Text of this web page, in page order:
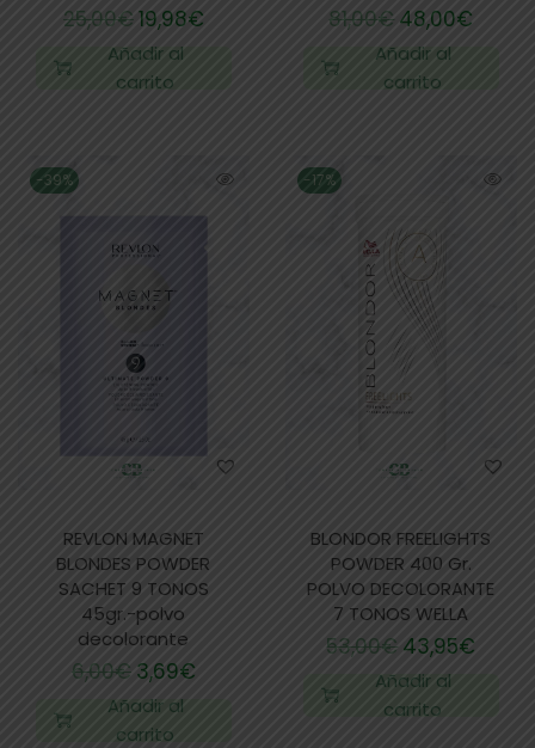
25,00€19,98€
Añadir al
carrito
81,00€48,00€
Añadir al
carrito
-39%
REVLON MAGNET
BLONDES POWDER
SACHET 9 TONOS
45gr.-polvo
decolorante
6,00€ 3,69€
Añadir al
carrito
-17%
BLONDOR FREELIGHTS
POWDER 400 Gr.
POLVO DECOLORANTE
7 TONOS WELLA
53,00€ 43,95€
Añadir al
carrito